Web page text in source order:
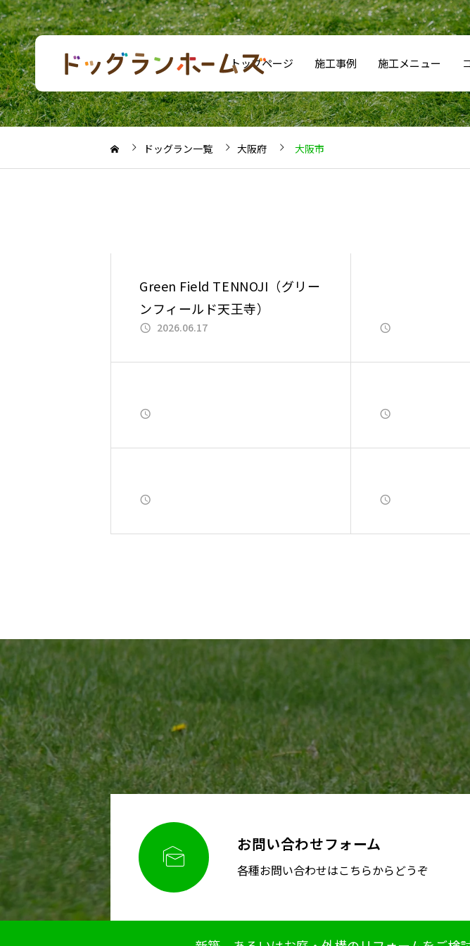
トップページ 施工事例 施工メニュー
ドッグラン一覧 大阪府 大阪市
Green Field TENNOJI（グリー
ンフィールド天王寺）
2026.06.17
 お問い合わせフォーム
各種お問い合わせはこちらからどうぞ